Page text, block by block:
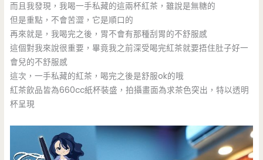
而且我發現，我喝一手私藏的這兩杯紅茶，雖說是無糖的
但是重點，不會苦澀，它是順口的
再來就是，我喝完之後，胃不會有那種刮胃的不舒服感
這個對我來說很重要，畢竟我之前深受喝完紅茶就要捂住肚子好一
會兒的不舒服感
這次，一手私藏的紅茶，喝完之後是舒服ok的哦
紅茶飲品皆為660cc紙杯裝盛，拍攝畫面為求茶色突出，特以透明
杯呈現